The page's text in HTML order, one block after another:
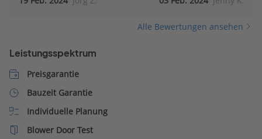
geplant. Ich hatte nicht das
Hausbau auskennt. Frau
Noack wirkte auf mich sehr
ehrlich.
eingegangen. Alternative
Wir haben uns die
Alle Bewertungen ansehen
Leistungsspektrum
Preisgarantie
Bauzeit Garantie
Individuelle Planung
Blower Door Test